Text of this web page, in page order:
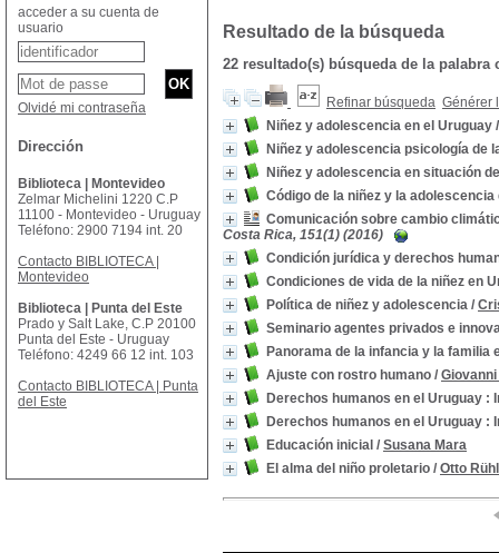
Resultado de la búsqueda
22 resultado(s) búsqueda de la palabra
Refinar búsqueda Générer
Niñez y adolescencia en el Uruguay
Niñez y adolescencia psicología de
Niñez y adolescencia en situación
Código de la niñez y la
Comunicación sobre cambio
Costa Rica, 151(1) (2016)
Condición jurídica y derechos
Condiciones de vida de la niñez en
Política de niñez y adolescencia /
Seminario agentes privados e
Panorama de la infancia y la familia
Ajuste con rostro humano /
Derechos humanos en el Uruguay :
Derechos humanos en el Uruguay :
Educación inicial / Susana Mara
El alma del niño proletario / Otto
acceder a su cuenta de
usuario
Olvidé mi contraseña
Dirección
Biblioteca | Montevideo
Zelmar Michelini 1220 C.P
11100 - Montevideo - Uruguay
Teléfono: 2900 7194 int. 20
Contacto BIBLIOTECA |
Montevideo
Biblioteca | Punta del Este
Prado y Salt Lake, C.P 20100
Punta del Este - Uruguay
Teléfono: 4249 66 12 int. 103
Contacto BIBLIOTECA | Punta
del Este